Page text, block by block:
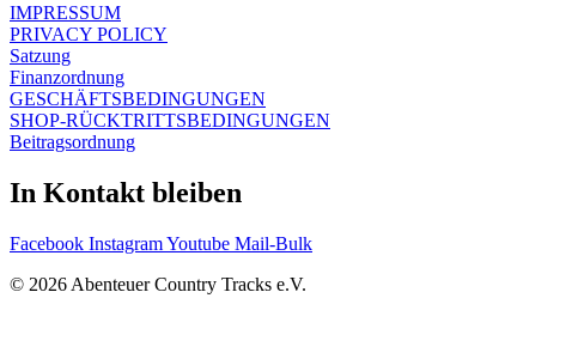
IMPRESSUM
PRIVACY POLICY
Satzung
Finanzordnung
GESCHÄFTSBEDINGUNGEN
SHOP-RÜCKTRITTSBEDINGUNGEN
Beitragsordnung
In Kontakt bleiben
Facebook InstagramYoutube Mail-Bulk
© 2026 Abenteuer Country Tracks e.V.